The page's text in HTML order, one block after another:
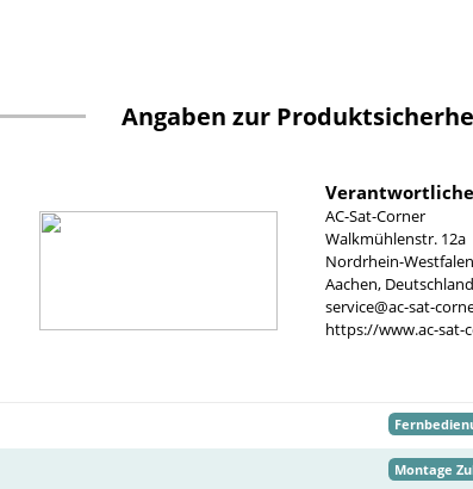
Angaben zur
Verantwortliche
AC-Sat-Corner
Walkmühlenstr. 12a
Nordrhein-Westfalen
Aachen,
service@ac-sat-
https://www.ac-sat-
Montage